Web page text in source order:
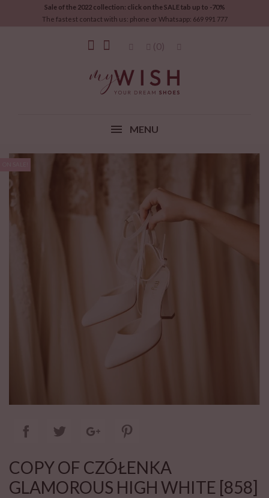
Sale of the 2022 collection: click on the SALE tab up to -70%
The fastest contact with us: phone or Whatsapp: 669 991 777
(0)
MENU
COPY OF CZÓŁENKA
GLAMOROUS HIGH WHITE [858]